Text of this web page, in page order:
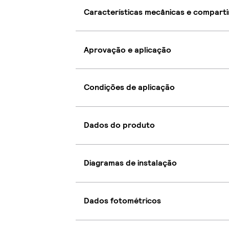
Características mecânicas e
Aprovação e aplicação
Condições de aplicação
Dados do produto
Diagramas de instalação
Dados fotométricos